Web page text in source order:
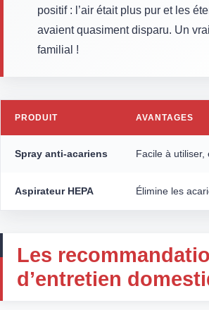
positif : l’air était plus pur et les
avaient quasiment disparu. Un
familial !
PRODUIT AVANTAGES
Spray anti-acariens Facile à
Aspirateur HEPA Élimine les
Les
d’entretien